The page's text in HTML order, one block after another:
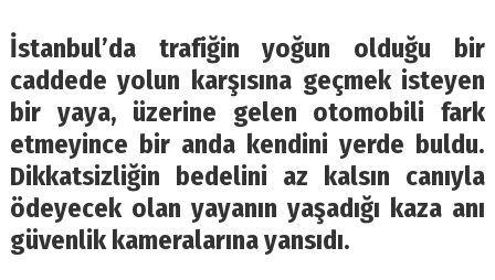
İstanbul’da trafiğin yoğun olduğu bir
caddede yolun karşısına geçmek isteyen
bir yaya, üzerine gelen otomobili fark
etmeyince bir anda kendini yerde buldu.
Dikkatsizliğin bedelini az kalsın canıyla
ödeyecek olan yayanın yaşadığı kaza anı
güvenlik kameralarına yansıdı.